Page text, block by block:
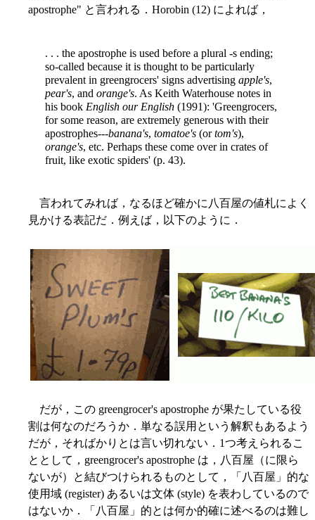
apostrophe" と言われる．Horobin (12) によれば，
. . . the apostrophe is used before a plural -s ending;
so-called because it is thought to be particularly
prevalent in greengrocers' signs advertising apple's,
pear's, and orange's. As Keith Waterhouse notes in
his book English our English (1991): 'Greengrocers,
for some reason, are extremely generous with their
apostrophes---banana's, tomatoe's (ortom's),
orange's, etc. Perhaps these come over in crates of
fruit, like exotic spiders' (p. 43).
言われてみれば，なるほど確かに八百屋の値札によく
見かける表記だ．例えば，以下のように．
だが，この greengrocer's apostrophe が果たしている役
割は何なのだろうか．単なる誤用という解釈もあるよう
だが，そればかりとは言い切れない．1つ考えられるこ
ととして，greengrocer's apostrophe は，八百屋（に限ら
ないが）と結びつけられるものとして，「八百屋」的な
使用域 (register) あるいは文体 (style) を表わしているので
はないか．「八百屋」的とは何か的確に述べるのは難し